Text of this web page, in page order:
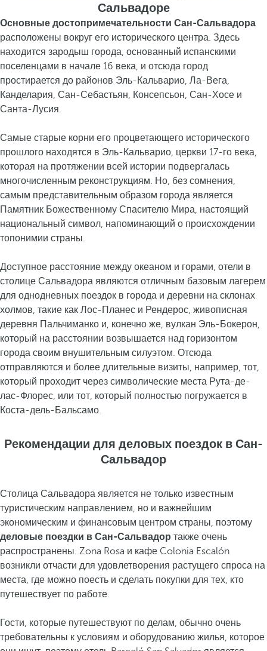
Сальвадоре
Основные достопримечательности Сан-Сальвадора
расположены вокруг его исторического центра. Здесь
находится зародыш города, основанный испанскими
поселенцами в начале 16 века, и отсюда город
простирается до районов Эль-Кальварио, Ла-Вега,
Канделария, Сан-Себастьян, Консепсьон, Сан-Хосе и
Санта-Лусия.
Самые старые корни его процветающего исторического
прошлого находятся в Эль-Кальварио, церкви 17-го века,
которая на протяжении всей истории подвергалась
многочисленным реконструкциям. Но, без сомнения,
самым представительным образом города является
Памятник Божественному Спасителю Мира, настоящий
национальный символ, напоминающий о происхождении
топонимии страны.
Доступное расстояние между океаном и горами, отели в
столице Сальвадора являются отличным базовым лагерем
для однодневных поездок в города и деревни на склонах
холмов, такие как Лос-Планес и Рендерос, живописная
деревня Пальчиманко и, конечно же, вулкан Эль-Бокерон,
который на расстоянии возвышается над горизонтом
города своим внушительным силуэтом. Отсюда
отправляются и более длительные визиты, например, тот,
который проходит через символические места Рута-де-
лас-Флорес, или тот, который полностью погружается в
Коста-дель-Бальсамо.
Рекомендации для деловых поездок в Сан-
Сальвадор
Столица Сальвадора является не только известным
туристическим направлением, но и важнейшим
экономическим и финансовым центром страны, поэтому
деловые поездки в Сан-Сальвадор также очень
распространены. Zona Rosa и кафе Colonia Escalón
возникли отчасти для удовлетворения растущего спроса на
места, где можно поесть и сделать покупки для тех, кто
путешествует по работе.
Гости, которые путешествуют по делам, обычно очень
требовательны к условиям и оборудованию жилья, которое